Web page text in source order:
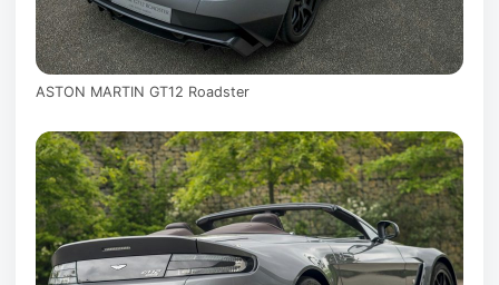
ASTON MARTIN GT12 Roadster